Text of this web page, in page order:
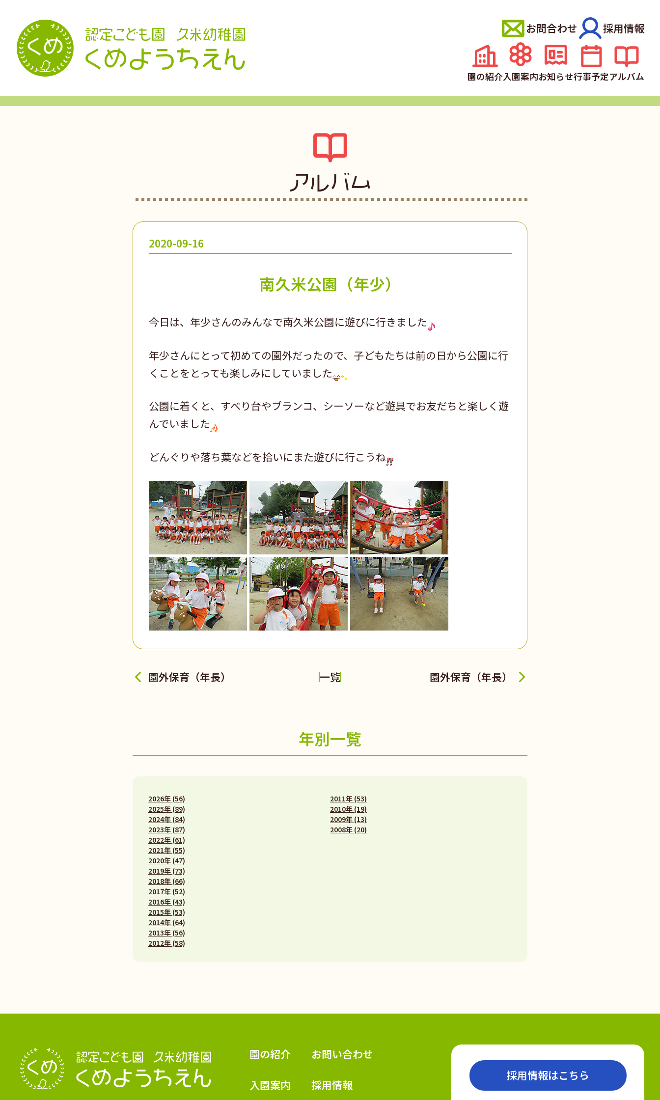
園の紹介入園案内お知らせ行事予定アルバム
お問合わせ 採用情報
アルバム
2020-09-16
南久米公園（年少）
今日は、年少さんのみんなで南久米公園に遊びに行きました
年少さんにとって初めての園外だったので、子どもたちは前の日から公園に行
くことをとっても楽しみにしていました
公園に着くと、すべり台やブランコ、シーソーなど遊具でお友だちと楽しく遊
んでいました
どんぐりや落ち葉などを拾いにまた遊びに行こうね
園外保育（年長） 一覧 園外保育（年長）
年別一覧
2026年 (56)
2025年 (89)
2024年 (84)
2023年 (87)
2022年 (61)
2021年 (55)
2020年 (47)
2019年 (73)
2018年 (66)
2017年 (52)
2016年 (43)
2015年 (53)
2014年 (64)
2013年 (56)
2012年 (58)
2011年 (53)
2010年 (19)
2009年 (13)
2008年 (20)
認定こども園 学校法人久米幼稚園
園の紹介
入園案内
お問い合わせ
採用情報
採用情報はこちら